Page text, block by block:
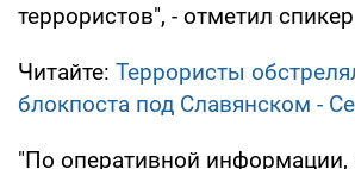
террористов", - отметил
Читайте: Террористы
блокпоста под Славянском -
"По оперативной